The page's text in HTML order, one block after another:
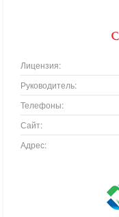
Лицензия:
Руководитель:
Телефоны:
Сайт:
Адрес: